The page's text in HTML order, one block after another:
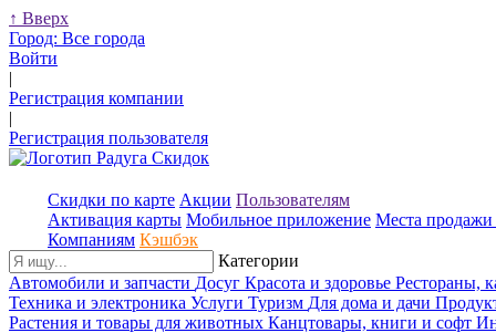
↑ Вверх
Город: Все города
Войти
|
Регистрация компании
|
Регистрация пользователя
Скидки по карте Акции Пользователям
Активация карты Мобильное приложение Места продажи
Компаниям Кэшбэк
Категории
Автомобили и запчасти Досуг Красота и здоровье Рестораны,
Техника и электроника Услуги Туризм Для дома и дачи
Растения и товары для животных Канцтовары, книги и софт